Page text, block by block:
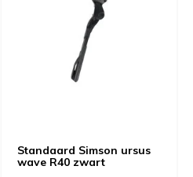
Standaard Simson ursus
wave R40 zwart